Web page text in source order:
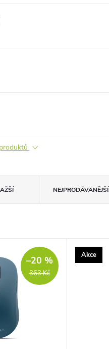
NEJPRODÁVANĚJŠÍ
363 Kč
–20 % Akce